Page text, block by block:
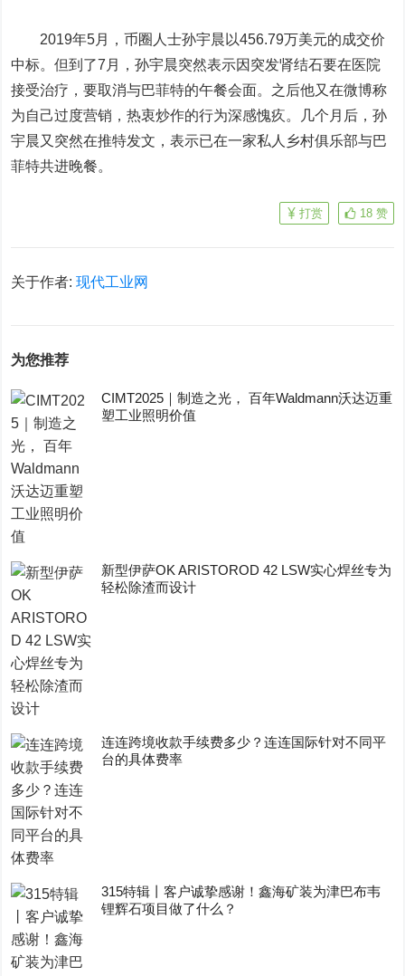
2019年5月，币圈人士孙宇晨以456.79万美元的成交价
中标。但到了7月，孙宇晨突然表示因突发肾结石要在医院
接受治疗，要取消与巴菲特的午餐会面。之后他又在微博称
为自己过度营销，热衷炒作的行为深感愧疚。几个月后，孙
宇晨又突然在推特发文，表示已在一家私人乡村俱乐部与巴
菲特共进晚餐。
18 赞
打赏
关于作者:现代工业网
为您推荐
CIMT2025｜制造之光， 百年Waldmann沃达迈重
塑工业照明价值
新型伊萨OK ARISTOROD 42 LSW实心焊丝专为
轻松除渣而设计
连连跨境收款手续费多少？连连国际针对不同平
台的具体费率
315特辑丨客户诚挚感谢！鑫海矿装为津巴布韦
锂辉石项目做了什么？